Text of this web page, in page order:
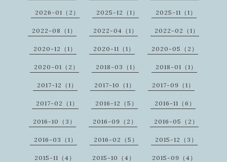
2026-01（2） 2025-12（1） 2025-11（1）
2022-08（1） 2022-04（1） 2022-02（1）
2020-12（1） 2020-11（1） 2020-05（2）
2020-01（2） 2018-03（1） 2018-01（1）
2017-12（1） 2017-10（1） 2017-09（1）
2017-02（1） 2016-12（5） 2016-11（6）
2016-10（3） 2016-09（2） 2016-05（2）
2016-03（1） 2016-02（5） 2015-12（3）
2015-11（4） 2015-10（4） 2015-09（4）